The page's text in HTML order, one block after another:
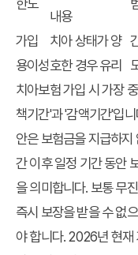
한도
내용
가입
용이성
치아 상태가 양
호한 경우 유리
치아보험 가입 시 가장
책기간'과 '감액기간'입
안은 보험금을 지급하지
간 이후 일정 기간 동안
을 의미합니다. 보통 무
즉시 보장을 받을 수 없
야 합니다. 2026년 현재